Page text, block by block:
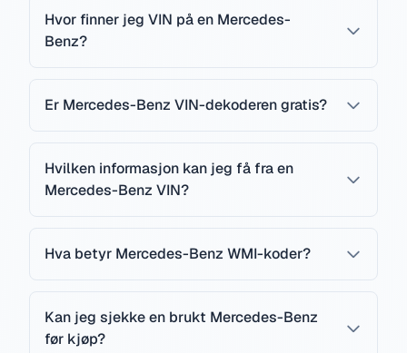
Hvor finner jeg VIN på en Mercedes-
Benz?
Er Mercedes-Benz VIN-dekoderen gratis?
Hvilken informasjon kan jeg få fra en
Mercedes-Benz VIN?
Hva betyr Mercedes-Benz WMI-koder?
Kan jeg sjekke en brukt Mercedes-Benz
før kjøp?